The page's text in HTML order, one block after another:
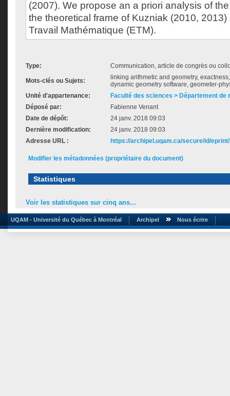
(2007). We propose an a priori analysis of
the theoretical frame of Kuzniak (2010,
Travail Mathématique (ETM).
Type: Communication, article de congrès ou
Mots-clés ou Sujets:
linking arithmetic and geometry,
dynamic geometry software, geometer-
Unité d'appartenance:
Faculté des sciences > Département de
Déposé par:
Fabienne Venant
Date de dépôt:
24 janv. 2018 09:03
Dernière modification:
24 janv. 2018 09:03
Adresse URL :
https://archipel.uqam.ca/secure/id/
Modifier les métadonnées (propriétaire du document)
Statistiques
Voir les statistiques sur cinq ans...
UQAM - Université du Québec à Montréal Archipel Nous écrire